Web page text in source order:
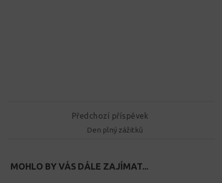
Předchozí příspěvek
Den plný zážitků
MOHLO BY VÁS DÁLE ZAJÍMAT...